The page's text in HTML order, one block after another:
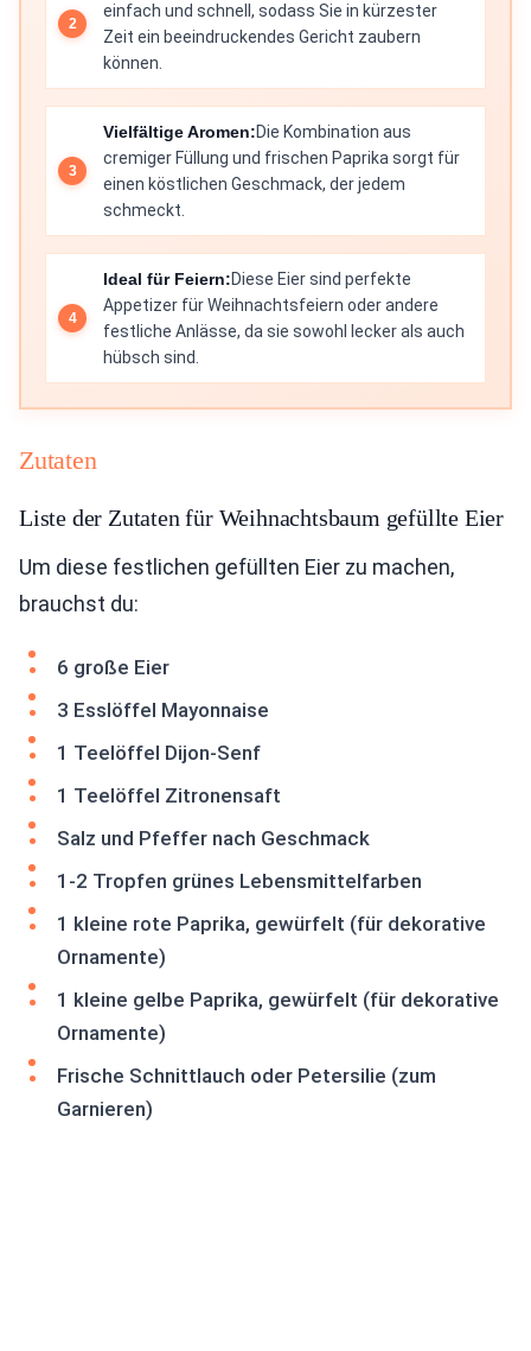
einfach und schnell, sodass Sie in kürzester
Zeit ein beeindruckendes Gericht zaubern
können.
Vielfältige Aromen:Die Kombination aus
cremiger Füllung und frischen Paprika sorgt für
einen köstlichen Geschmack, der jedem
schmeckt.
Ideal für Feiern:Diese Eier sind perfekte
Appetizer für Weihnachtsfeiern oder andere
festliche Anlässe, da sie sowohl lecker als auch
hübsch sind.
Zutaten
Liste der Zutaten für Weihnachtsbaum gefüllte Eier
Um diese festlichen gefüllten Eier zu machen,
brauchst du:
6 große Eier
3 Esslöffel Mayonnaise
1 Teelöffel Dijon-Senf
1 Teelöffel Zitronensaft
Salz und Pfeffer nach Geschmack
1-2 Tropfen grünes Lebensmittelfarben
1 kleine rote Paprika, gewürfelt (für dekorative
Ornamente)
1 kleine gelbe Paprika, gewürfelt (für dekorative
Ornamente)
Frische Schnittlauch oder Petersilie (zum
Garnieren)